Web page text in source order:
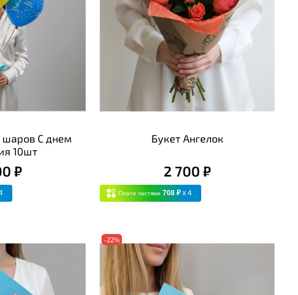
шаров С днем
10шт
₽
Букет Ангелок
2 700 ₽
Плати частями 708 ₽ x 4
-22%